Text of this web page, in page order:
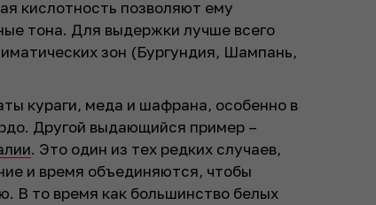
кислотность позволяют ему
тона. Для выдержки лучше всего
зон (Бургундия, Шампань,
кураги, меда и шафрана, особенно в
Другой выдающийся пример –
. Это один из тех редких случаев,
и время объединяются, чтобы
В то время как большинство белых